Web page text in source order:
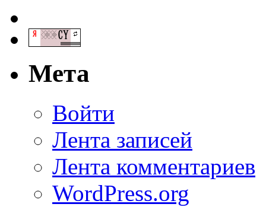
Мета
Войти
Лента записей
Лента комментариев
WordPress.org